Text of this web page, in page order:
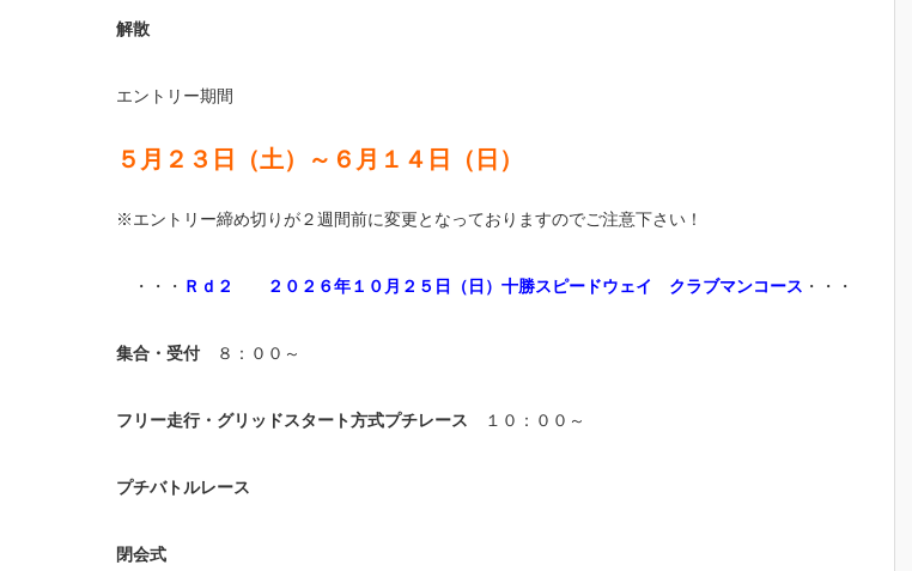
解散
エントリー期間
５月２３日（土）～６月１４日（日）
※エントリー締め切りが２週間前に変更となっておりますのでご注意下さい！
・・・ Ｒｄ２ ２０２６年１０月２５日（日）十勝スピードウェイ クラブマンコース ・・・
集合・受付 ８：００～
フリー走行・グリッドスタート方式プチレース １０：００～
プチバトルレース
閉会式